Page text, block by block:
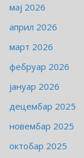
мај 2026
април 2026
март 2026
фебруар 2026
јануар 2026
децембар 2025
новембар 2025
октобар 2025